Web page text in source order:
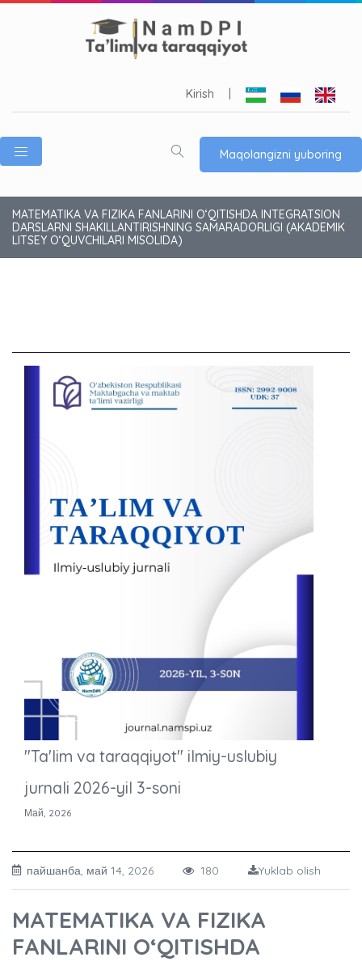
Kirish
Maqolangizni yuboring
MATEMATIKA VA FIZIKA FANLARINI O‘QITISHDA INTEGRATSION
DARSLARNI SHAKILLANTIRISHNING SAMARADORLIGI (AKADEMIK
LITSEY O‘QUVCHILARI MISOLIDA)
"Ta'lim va taraqqiyot" ilmiy-uslubiy
jurnali 2026-yil 3-soni
Май, 2026
пайшанба, май 14, 2026 180 Yuklab olish
MATEMATIKA VA FIZIKA
FANLARINI O‘QITISHDA